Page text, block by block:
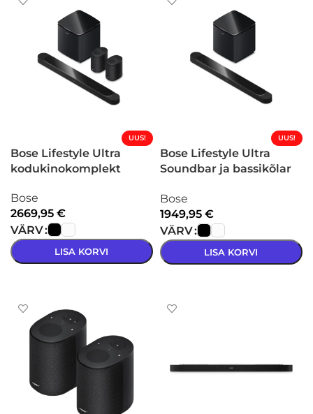
UUS!
Bose Lifestyle Ultra
kodukinokomplekt
Bose
2669,95 €
VÄRV
LISA KORVI
UUS!
Bose Lifestyle Ultra
Soundbar ja bassikõlar
Bose
1949,95 €
VÄRV
LISA KORVI